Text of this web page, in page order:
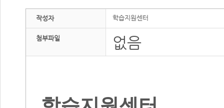
작성자 학습지원센터
첨부파일 없음